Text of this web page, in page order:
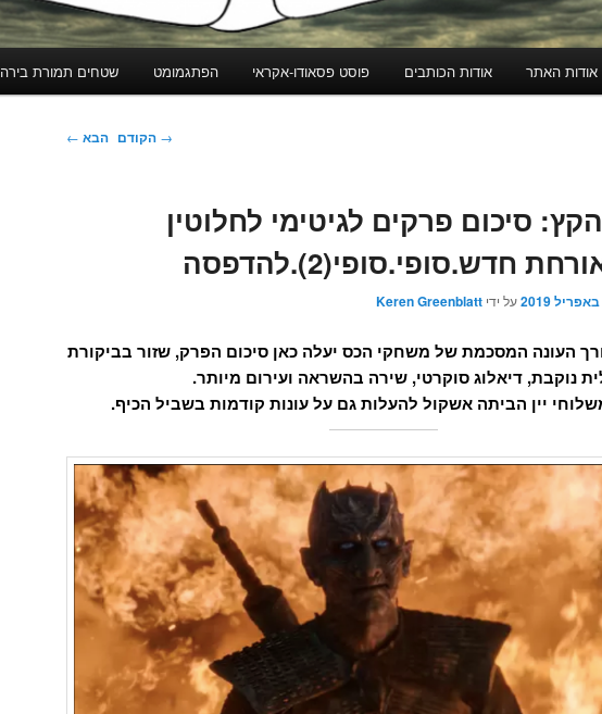
אודות האתר אודות הכותבים פוסט פסאודו-אקראי הפתגמומט שטחים תמורת בירה
ניווט
→ הקודם הבא ←
סיכום פרקים לגיטימי לחלוטין
חדש.סופי.סופי(2).להדפסה
על ידי Keren Greenblatt
העונה המסכמת של משחקי הכס יעלה כאן סיכום הפרק, שזור בביקורת
נוקבת, דיאלוג סוקרטי, שירה בהשראה ועירום מיותר.
יין הביתה אשקול להעלות גם על עונות קודמות בשביל הכיף.